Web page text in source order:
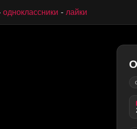
одноклассники лайки